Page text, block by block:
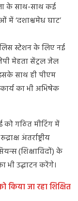
के साथ-साथ कई
‘दशाश्वमेध घाट’
स्टेशन के लिए नई
मेहता सेंट्रल जेल
साथ ही पीएम
का भी अभिषेक
को गठित मीटिंग में
अंतर्राष्ट्रीय
(शिक्षाविदों) के
उद्घाटन करेंगे।
किया जा रहा शिक्षित